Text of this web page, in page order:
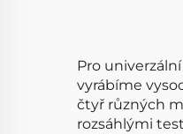
Pro
vyrábíme
čtyř různých
rozsáhlými